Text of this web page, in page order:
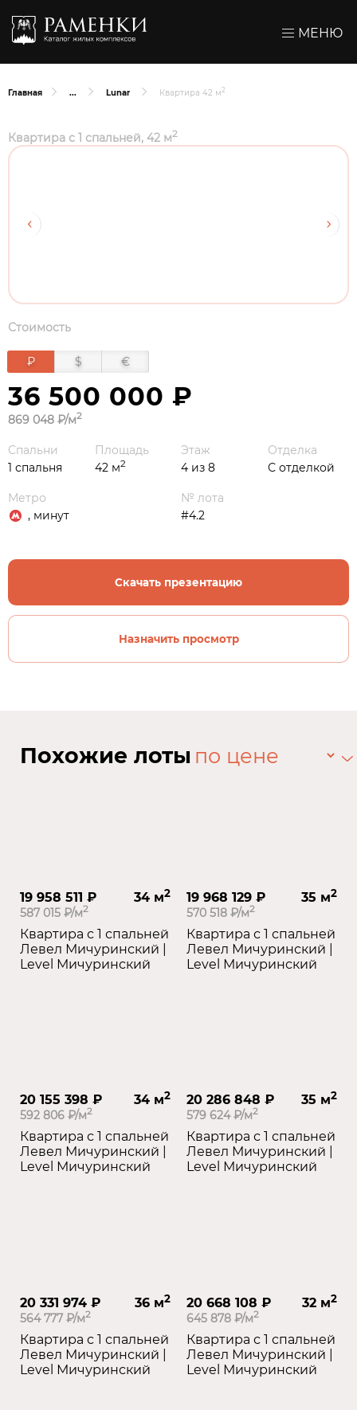
МЕНЮ
Главная Lunar Квартира 42 м 2
Квартира с 1 спальней, 42 м2
Стоимость
₽ $ €
36 500 000 ₽
869 048 ₽/м2
Метро
, минут
Этаж
4 из 8
Площадь
42 м2
Спальни
1 спальня
Отделка
С отделкой
№ лота
#4.2
Скачать презентацию
Назначить просмотр
Похожие лоты
19 958 511 ₽ 34 м2
587 015 ₽/м2
Квартира с 1 спальней
Левел Мичуринский |
Level Мичуринский
19 968 129 ₽ 35 м2
570 518 ₽/м2
Квартира с 1 спальней
Левел Мичуринский |
Level Мичуринский
20 155 398 ₽ 34 м2
592 806 ₽/м2
Квартира с 1 спальней
Левел Мичуринский |
Level Мичуринский
20 286 848 ₽ 35 м2
579 624 ₽/м2
Квартира с 1 спальней
Левел Мичуринский |
Level Мичуринский
20 331 974 ₽ 36 м2
564 777 ₽/м2
Квартира с 1 спальней
Левел Мичуринский |
Level Мичуринский
20 668 108 ₽ 32 м2
645 878 ₽/м2
Квартира с 1 спальней
Левел Мичуринский |
Level Мичуринский